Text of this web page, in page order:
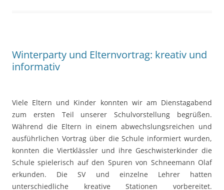
Winterparty und Elternvortrag: kreativ und
informativ
Viele Eltern und Kinder konnten wir am Dienstagabend
zum ersten Teil unserer Schulvorstellung begrüßen.
Während die Eltern in einem abwechslungsreichen und
ausführlichen Vortrag über die Schule informiert wurden,
konnten die Viertklässler und ihre Geschwisterkinder die
Schule spielerisch auf den Spuren von Schneemann Olaf
erkunden. Die SV und einzelne Lehrer hatten
unterschiedliche kreative Stationen vorbereitet.